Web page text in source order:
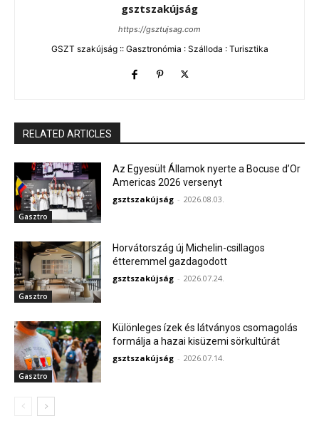
gsztszakújság
https://gsztujsag.com
GSZT szakújság :: Gasztronómia : Szálloda : Turisztika
RELATED ARTICLES
Gasztro
Az Egyesült Államok nyerte a Bocuse d’Or
Americas 2026 versenyt
gsztszakújság - 2026.08.03.
Gasztro
Horvátország új Michelin-csillagos
étteremmel gazdagodott
gsztszakújság - 2026.07.24.
Gasztro
Különleges ízek és látványos csomagolás
formálja a hazai kisüzemi sörkultúrát
gsztszakújság - 2026.07.14.